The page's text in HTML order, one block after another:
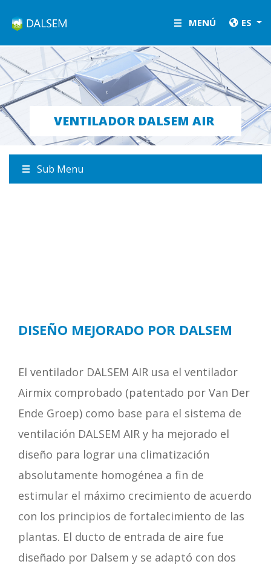
MENÚ ES
VENTILADOR DALSEM AIR
Sub Menu
DISEÑO MEJORADO POR DALSEM
El ventilador DALSEM AIR usa el ventilador
Airmix comprobado (patentado por Van Der
Ende Groep) como base para el sistema de
ventilación DALSEM AIR y ha mejorado el
diseño para lograr una climatización
absolutamente homogénea a fin de
estimular el máximo crecimiento de acuerdo
con los principios de fortalecimiento de las
plantas. El ducto de entrada de aire fue
diseñado por Dalsem y se adaptó con dos